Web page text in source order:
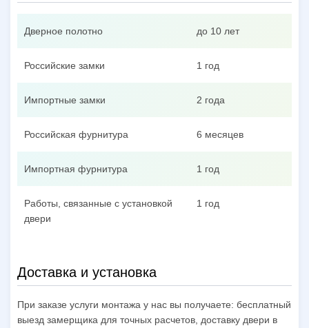
Дверное полотно до 10 лет
Российские замки 1 год
Импортные замки 2 года
Российская фурнитура 6 месяцев
Импортная фурнитура 1 год
Работы, связанные с установкой
двери
1 год
Доставка и установка
При заказе услуги монтажа у нас вы получаете: бесплатный
выезд замерщика для точных расчетов, доставку двери в